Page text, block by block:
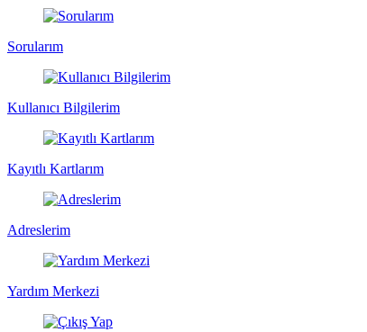
Sorularım
Kullanıcı Bilgilerim
Kayıtlı Kartlarım
Adreslerim
Yardım Merkezi